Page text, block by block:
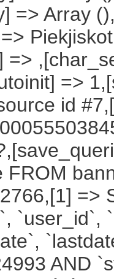
=> Array
=>
=>
id
FROM
=>
`user_id`,
AND